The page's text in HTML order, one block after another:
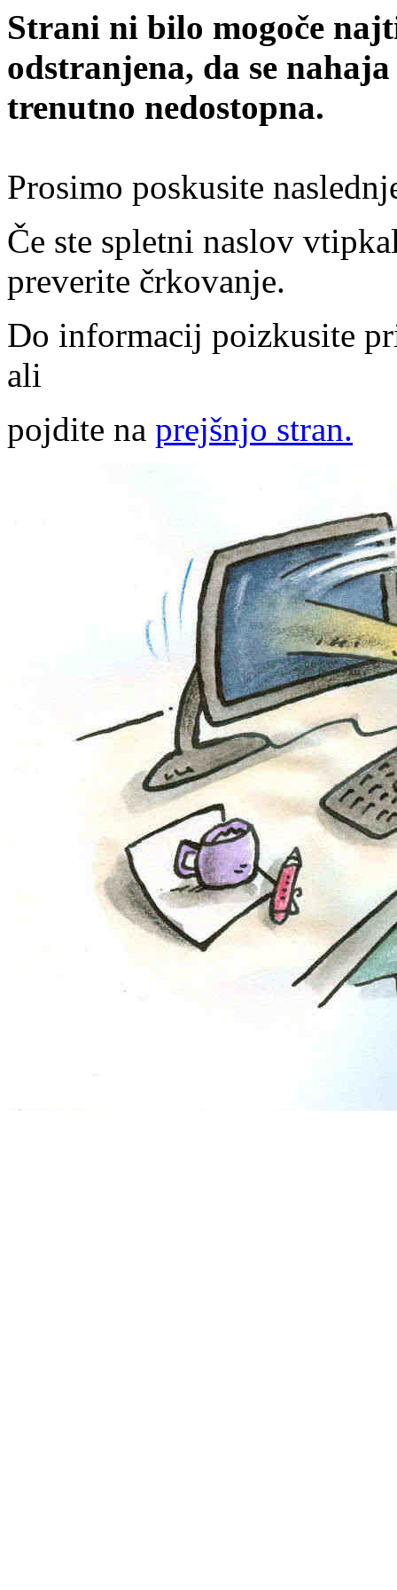
Strani ni bilo mogoče
odstranjena, da se
trenutno nedostopna.
Prosimo poskusite
Če ste spletni naslov
preverite črkovanje.
Do informacij poizkusite
ali
pojdite na prejšnjo stran.